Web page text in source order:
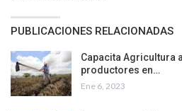
PUBLICACIONES RELACIONADAS
Capacita Agricultura
productores en…
Ene 6, 2023